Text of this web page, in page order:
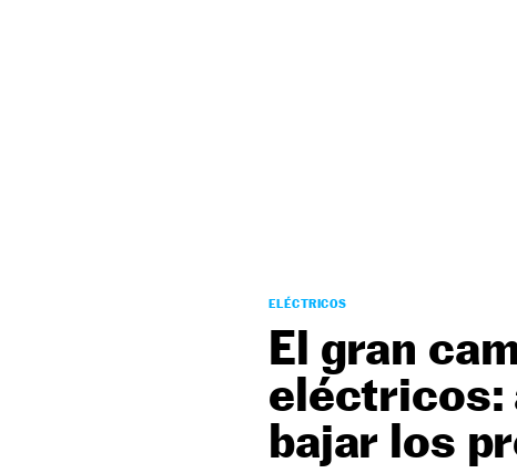
ELÉCTRICOS
El gran
eléctricos:
bajar los